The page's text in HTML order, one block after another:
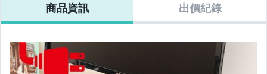
商品資訊 出價紀錄